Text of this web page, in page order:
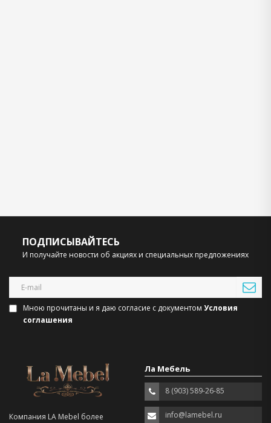
ПОДПИСЫВАЙТЕСЬ
И получайте новости об акциях и специальных предложениях
Мною прочитаны и я даю согласие с документом Условия
соглашения
Компания LA Mebel более
Ла Мебель
8 (903) 589-26-85
info@lamebel.ru